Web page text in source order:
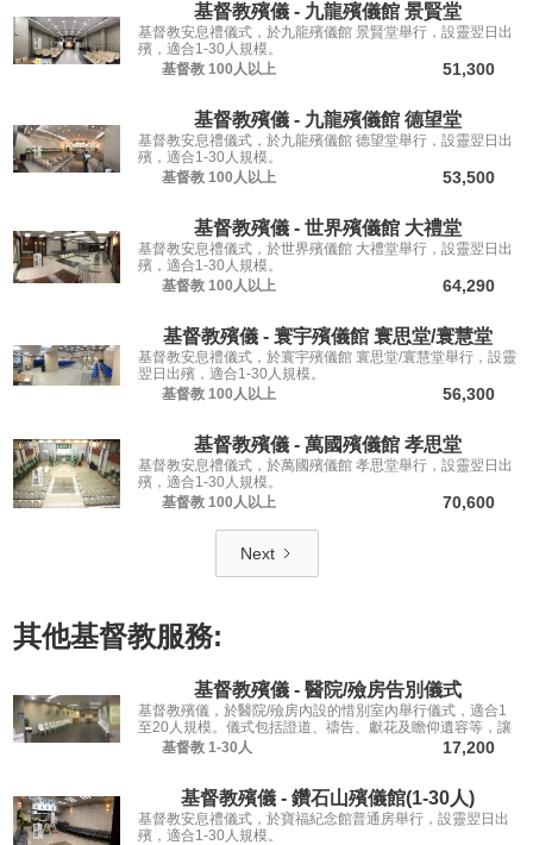
基督教殯儀 - 九龍殯儀館 景賢堂
基督教安息禮儀式，於九龍殯儀館 景賢堂舉行，設靈翌日出
殯，適合1-30人規模。
基督教 100人以上 51,300
基督教殯儀 - 九龍殯儀館 德望堂
基督教安息禮儀式，於九龍殯儀館 德望堂舉行，設靈翌日出
殯，適合1-30人規模。
基督教 100人以上 53,500
基督教殯儀 - 世界殯儀館 大禮堂
基督教安息禮儀式，於世界殯儀館 大禮堂舉行，設靈翌日出
殯，適合1-30人規模。
基督教 100人以上 64,290
基督教殯儀 - 寰宇殯儀館 寰思堂/寰慧堂
基督教安息禮儀式，於寰宇殯儀館 寰思堂/寰慧堂舉行，設靈
翌日出殯，適合1-30人規模。
基督教 100人以上 56,300
基督教殯儀 - 萬國殯儀館 孝思堂
基督教安息禮儀式，於萬國殯儀館 孝思堂舉行，設靈翌日出
殯，適合1-30人規模。
基督教 100人以上 70,600
Next
其他基督教服務:
基督教殯儀 - 醫院/殮房告別儀式
基督教殯儀，於醫院/殮房內設的惜別室內舉行儀式，適合1
至20人規模。儀式包括證道、禱告、獻花及瞻仰遺容等，讓
親友從容道別。
基督教 1-30人 17,200
基督教殯儀 - 鑽石山殯儀館(1-30人)
基督教安息禮儀式，於寶福紀念館普通房舉行，設靈翌日出
殯，適合1-30人規模。